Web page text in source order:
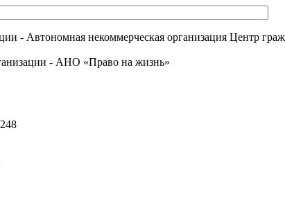
- Автономная некоммерческая организация Центр
- АНО «Право на жизнь»